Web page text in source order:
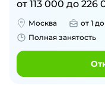
от 113 000 до 226
Москва от 1
Полная занятость